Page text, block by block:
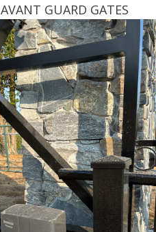
GUARD GATES